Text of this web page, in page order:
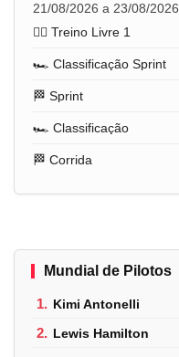
21/08/2026 a 23/08/2026
🏋️‍♂️ Treino Livre 1
🏎️ Classificação Sprint
🏁 Sprint
🏎️ Classificação
🏁 Corrida
Mundial de Pilotos
1. Kimi Antonelli
2. Lewis Hamilton